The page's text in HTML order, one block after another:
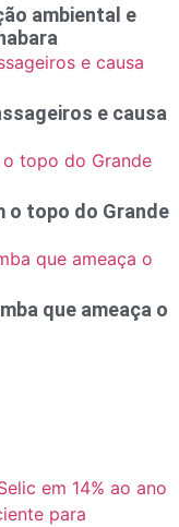
ambiental e
e causa
o topo do Grande
que ameaça o